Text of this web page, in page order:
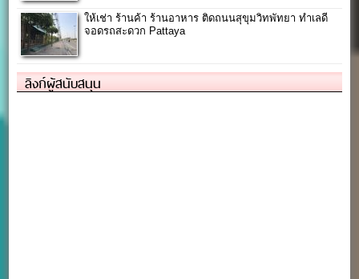
ให้เช่า ร้านค้า ร้านอาหาร ติดถนนสุขุมวิทพัทยา ทำเลดี
จอดรถสะดวก Pattaya
ลิงก์ผู้สนับสนุน